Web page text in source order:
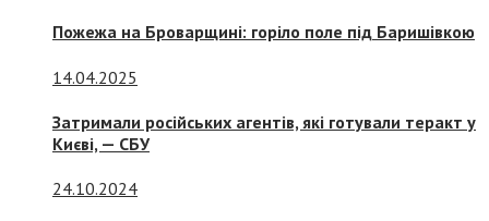
Пожежа на Броварщині: горіло поле під Баришівкою
14.04.2025
Затримали російських агентів, які готували теракт у
Києві, — СБУ
24.10.2024